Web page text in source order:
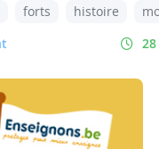
forts histoire